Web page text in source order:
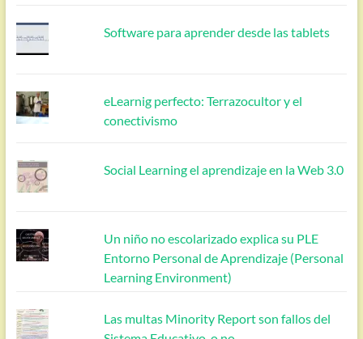
Software para aprender desde las tablets
eLearnig perfecto: Terrazocultor y el
conectivismo
Social Learning el aprendizaje en la Web 3.0
Un niño no escolarizado explica su PLE
Entorno Personal de Aprendizaje (Personal
Learning Environment)
Las multas Minority Report son fallos del